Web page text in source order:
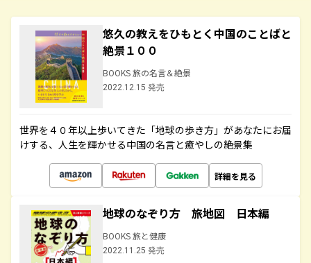
悠久の教えをひもとく中国のことばと
絶景１００
BOOKS 旅の名言＆絶景
2022.12.15 発売
世界を４０年以上歩いてきた「地球の歩き方」があなたにお届
けする、人生を輝かせる中国の名言と癒やしの絶景集
詳細を見る
地球のなぞり方 旅地図 日本編
BOOKS 旅と健康
2022.11.25 発売